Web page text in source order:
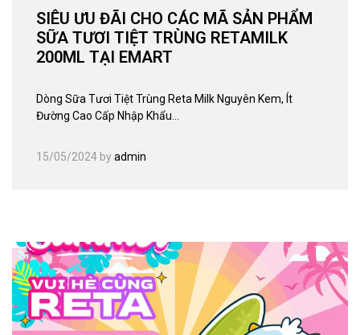
SIÊU ƯU ĐÃI CHO CÁC MÃ SẢN PHẨM
SỮA TƯƠI TIỆT TRÙNG RETAMILK
200ML TẠI EMART
Dòng Sữa Tươi Tiệt Trùng Reta Milk Nguyên Kem, Ít
Đường Cao Cấp Nhập Khẩu…
15/05/2024 byadmin